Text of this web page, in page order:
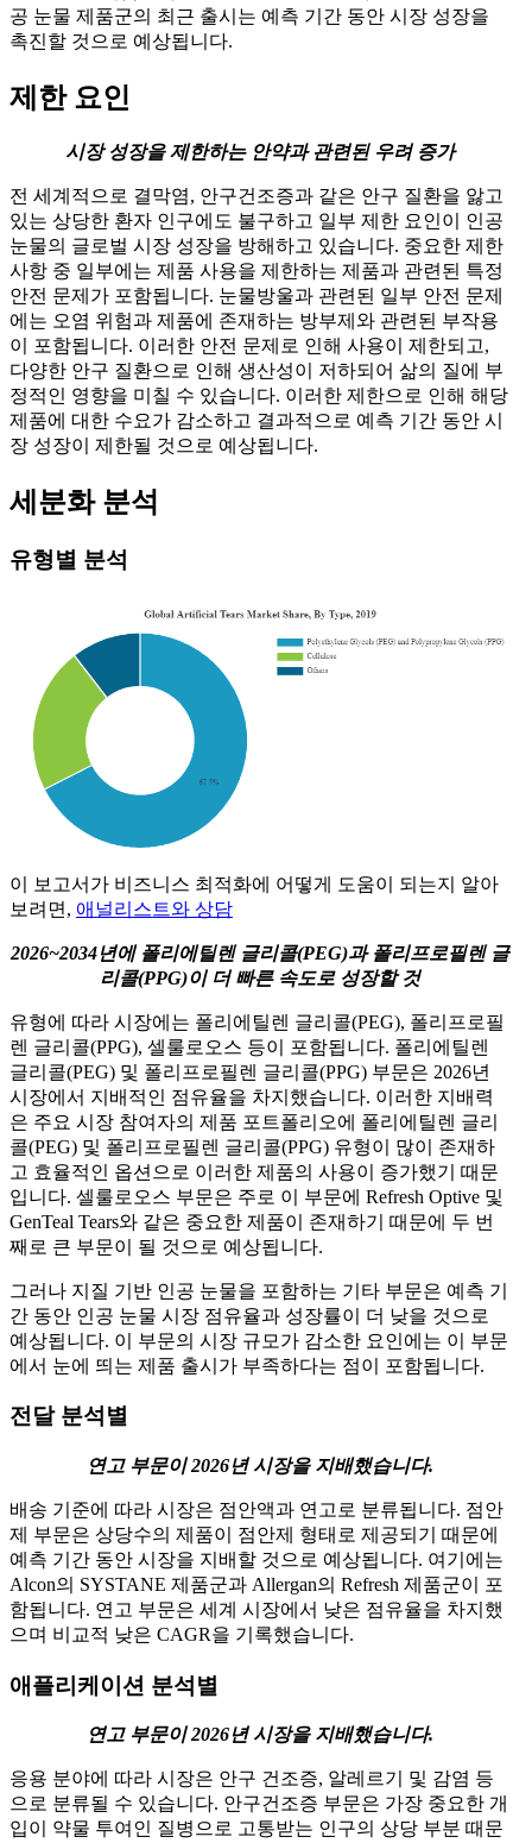
공 눈물 제품군의 최근 출시는 예측 기간 동안 시장 성장을
촉진할 것으로 예상됩니다.
제한 요인
시장 성장을 제한하는 안약과 관련된 우려 증가
전 세계적으로 결막염, 안구건조증과 같은 안구 질환을 앓고
있는 상당한 환자 인구에도 불구하고 일부 제한 요인이 인공
눈물의 글로벌 시장 성장을 방해하고 있습니다. 중요한 제한
사항 중 일부에는 제품 사용을 제한하는 제품과 관련된 특정
안전 문제가 포함됩니다. 눈물방울과 관련된 일부 안전 문제
에는 오염 위험과 제품에 존재하는 방부제와 관련된 부작용
이 포함됩니다. 이러한 안전 문제로 인해 사용이 제한되고,
다양한 안구 질환으로 인해 생산성이 저하되어 삶의 질에 부
정적인 영향을 미칠 수 있습니다. 이러한 제한으로 인해 해당
제품에 대한 수요가 감소하고 결과적으로 예측 기간 동안 시
장 성장이 제한될 것으로 예상됩니다.
세분화 분석
유형별 분석
이 보고서가 비즈니스 최적화에 어떻게 도움이 되는지 알아
보려면, 애널리스트와 상담
2026~2034년에 폴리에틸렌 글리콜(PEG)과 폴리프로필렌 글
리콜(PPG)이 더 빠른 속도로 성장할 것
유형에 따라 시장에는 폴리에틸렌 글리콜(PEG), 폴리프로필
렌 글리콜(PPG), 셀룰로오스 등이 포함됩니다. 폴리에틸렌
글리콜(PEG) 및 폴리프로필렌 글리콜(PPG) 부문은 2026년
시장에서 지배적인 점유율을 차지했습니다. 이러한 지배력
은 주요 시장 참여자의 제품 포트폴리오에 폴리에틸렌 글리
콜(PEG) 및 폴리프로필렌 글리콜(PPG) 유형이 많이 존재하
고 효율적인 옵션으로 이러한 제품의 사용이 증가했기 때문
입니다. 셀룰로오스 부문은 주로 이 부문에 Refresh Optive 및
GenTeal Tears와 같은 중요한 제품이 존재하기 때문에 두 번
째로 큰 부문이 될 것으로 예상됩니다.
그러나 지질 기반 인공 눈물을 포함하는 기타 부문은 예측 기
간 동안 인공 눈물 시장 점유율과 성장률이 더 낮을 것으로
예상됩니다. 이 부문의 시장 규모가 감소한 요인에는 이 부문
에서 눈에 띄는 제품 출시가 부족하다는 점이 포함됩니다.
전달 분석별
연고 부문이 2026년 시장을 지배했습니다.
배송 기준에 따라 시장은 점안액과 연고로 분류됩니다. 점안
제 부문은 상당수의 제품이 점안제 형태로 제공되기 때문에
예측 기간 동안 시장을 지배할 것으로 예상됩니다. 여기에는
Alcon의 SYSTANE 제품군과 Allergan의 Refresh 제품군이 포
함됩니다. 연고 부문은 세계 시장에서 낮은 점유율을 차지했
으며 비교적 낮은 CAGR을 기록했습니다.
애플리케이션 분석별
연고 부문이 2026년 시장을 지배했습니다.
응용 분야에 따라 시장은 안구 건조증, 알레르기 및 감염 등
으로 분류될 수 있습니다. 안구건조증 부문은 가장 중요한 개
입이 약물 투여인 질병으로 고통받는 인구의 상당 부분 때문